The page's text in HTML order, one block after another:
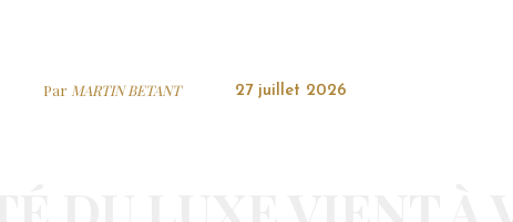
Par MARTIN BETANT 27 juillet 2026